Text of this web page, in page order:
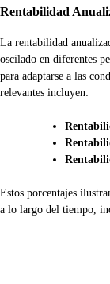
Rentabilidad
La rentabilidad
oscilado en diferentes
para adaptarse a las
relevantes incluyen:
Estos porcentajes
a lo largo del tiempo,